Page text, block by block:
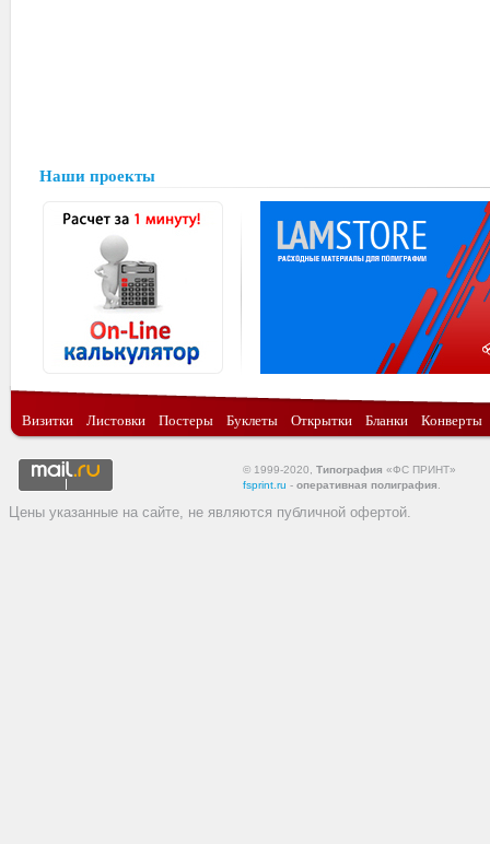
Наши проекты
Визитки Листовки Постеры Буклеты Открытки Бланки Конверты
© 1999-2020, Типография «ФС ПРИНТ»
fsprint.ru - оперативная полиграфия
Цены указанные на сайте, не являются публичной офертой.